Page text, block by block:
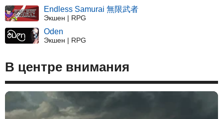
Endless Samurai 無限武者
Экшен | RPG
Oden
Экшен | RPG
В центре внимания